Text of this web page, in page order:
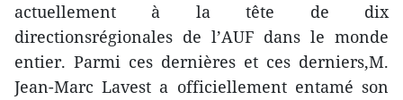
actuellement à la tête de dix
directionsrégionales de l’AUF dans le monde
entier. Parmi ces dernières et ces derniers,M.
Jean-Marc Lavest a officiellement entamé son